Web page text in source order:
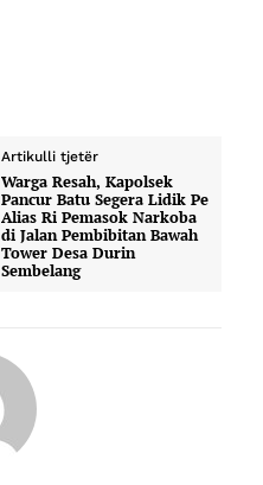
Artikulli tjetër
Warga Resah, Kapolsek
Pancur Batu Segera Lidik Pe
Alias Ri Pemasok Narkoba
di Jalan Pembibitan Bawah
Tower Desa Durin
Sembelang